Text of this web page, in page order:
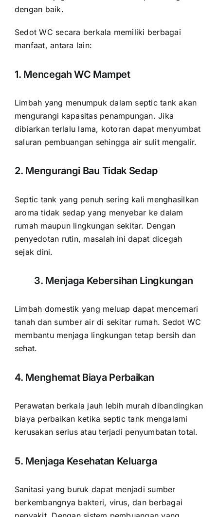
dengan baik.
Sedot WC secara berkala memiliki berbagai
manfaat, antara lain:
1. Mencegah WC Mampet
Limbah yang menumpuk dalam septic tank akan
mengurangi kapasitas penampungan. Jika
dibiarkan terlalu lama, kotoran dapat menyumbat
saluran pembuangan sehingga air sulit mengalir.
2. Mengurangi Bau Tidak Sedap
Septic tank yang penuh sering kali menghasilkan
aroma tidak sedap yang menyebar ke dalam
rumah maupun lingkungan sekitar. Dengan
penyedotan rutin, masalah ini dapat dicegah
sejak dini.
3. Menjaga Kebersihan Lingkungan
Limbah domestik yang meluap dapat mencemari
tanah dan sumber air di sekitar rumah. Sedot WC
membantu menjaga lingkungan tetap bersih dan
sehat.
4. Menghemat Biaya Perbaikan
Perawatan berkala jauh lebih murah dibandingkan
biaya perbaikan ketika septic tank mengalami
kerusakan serius atau terjadi penyumbatan total.
5. Menjaga Kesehatan Keluarga
Sanitasi yang buruk dapat menjadi sumber
berkembangnya bakteri, virus, dan berbagai